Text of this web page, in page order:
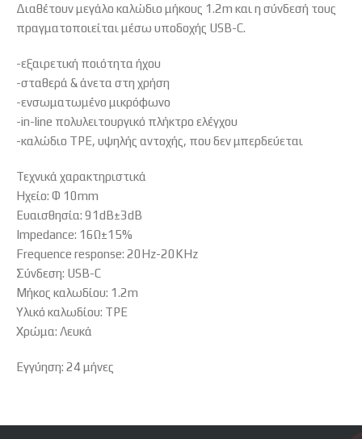
Διαθέτουν μεγάλο καλώδιο μήκους 1.2m και η σύνδεσή τους
πραγματοποιείται μέσω υποδοχής USB-C.
-εξαιρετική ποιότητα ήχου
-σταθερά & άνετα στη χρήση
-ενσωματωμένο μικρόφωνο
-in-line πολυλειτουργικό πλήκτρο ελέγχου
-καλώδιο TPE, υψηλής αντοχής, που δεν μπερδεύεται
Τεχνικά χαρακτηριστικά
Ηχείο: Φ 10mm
Ευαισθησία: 91dB±3dB
Impedance: 16Ω±15%
Frequence response: 20Hz-20KHz
Σύνδεση: USB-C
Μήκος καλωδίου: 1.2m
Υλικό καλωδίου: TPE
Χρώμα: Λευκά
Εγγύηση: 24 μήνες